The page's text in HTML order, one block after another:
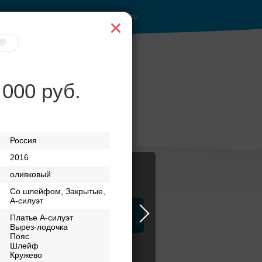
руб.
Россия
2016
оливковый
Со шлейфом, Закрытые,
А-силуэт
Платье А-силуэт
Вырез-лодочка
Пояс
Шлейф
Кружево
Войти
Приватное
ЗАГСы